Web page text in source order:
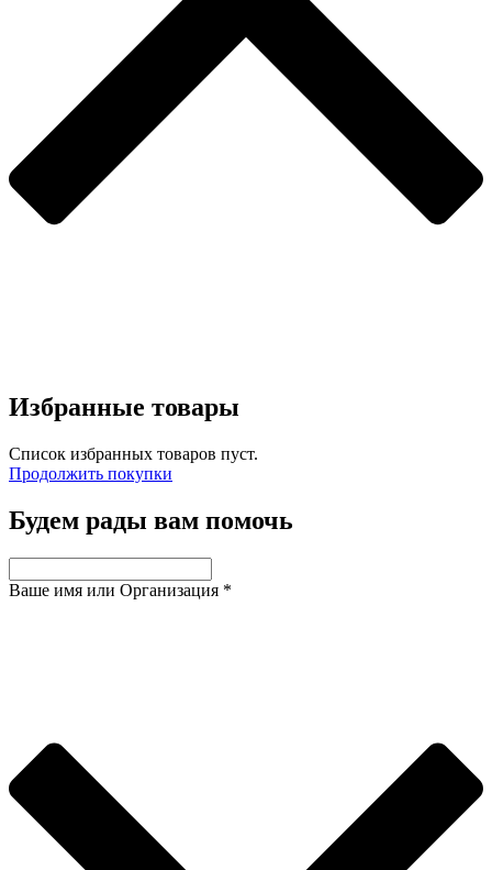
Избранные товары
Список избранных товаров пуст.
Продолжить покупки
Будем рады вам помочь
Ваше имя или Организация *